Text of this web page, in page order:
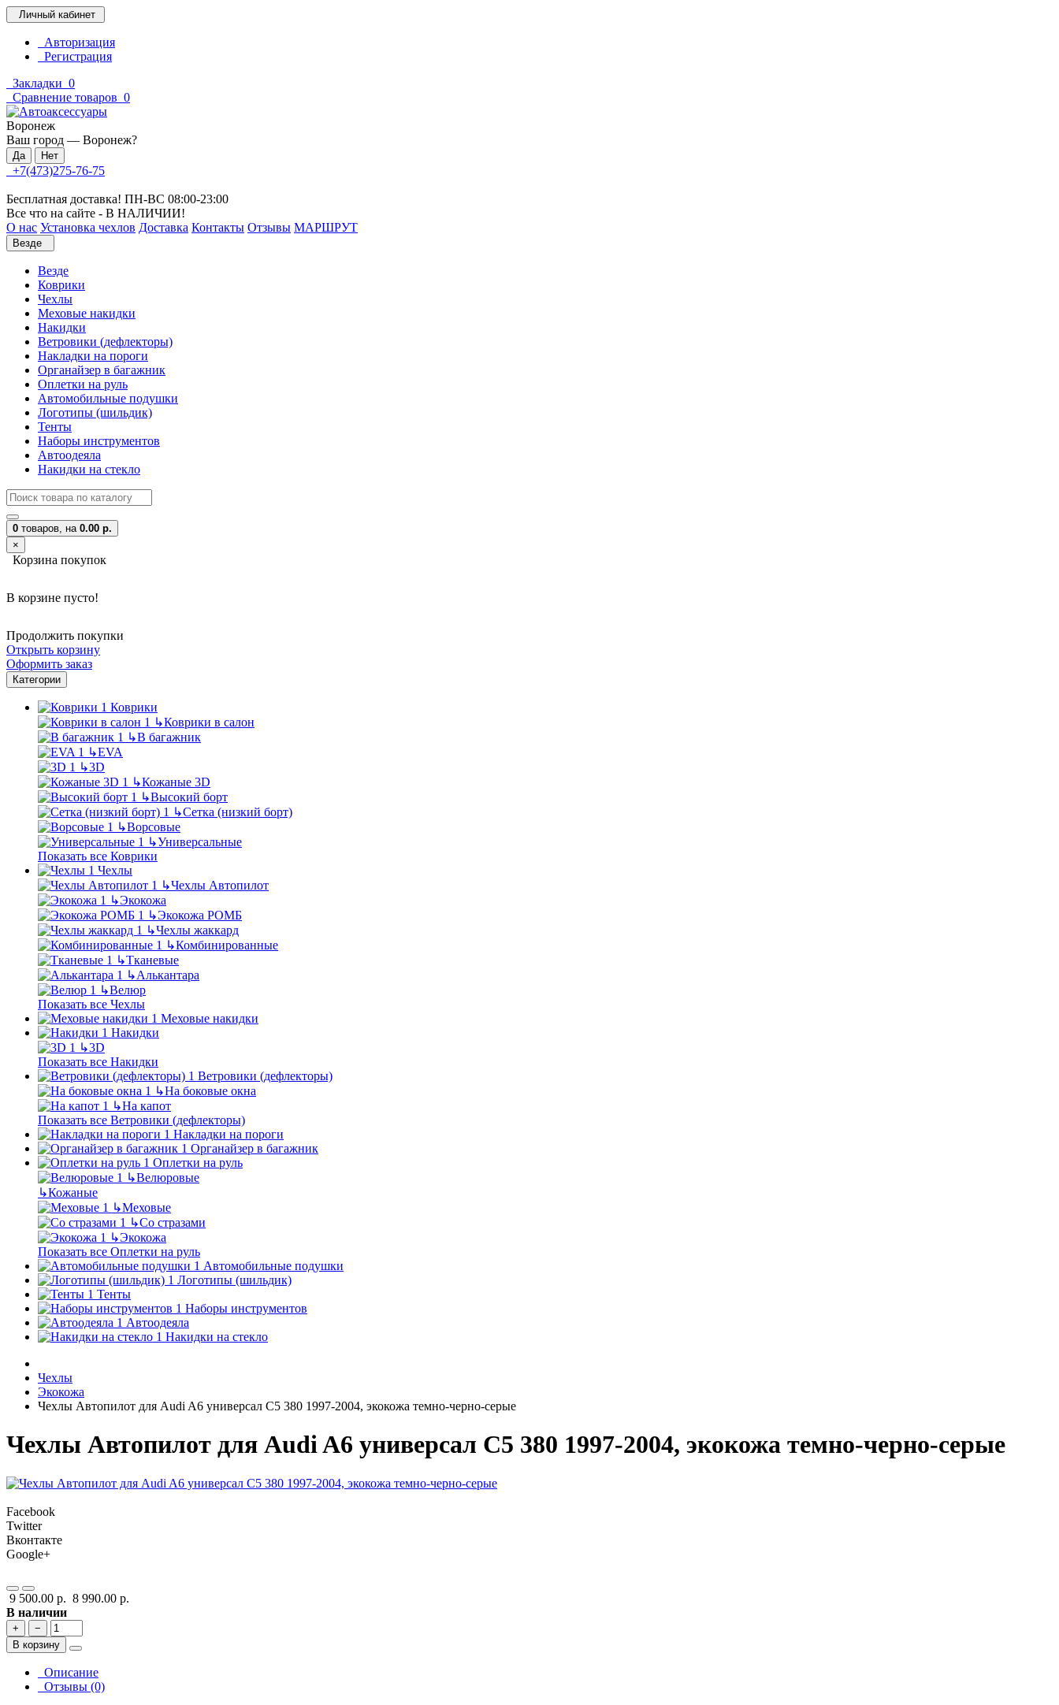
Личный кабинет
Авторизация
Регистрация
Закладки 0
Сравнение товаров 0
Воронеж
Ваш город — Воронеж?
+7(473)275-76-75
Бесплатная доставка! ПН-ВС 08:00-23:00
Все что на сайте - В НАЛИЧИИ!
О нас Установка чехлов Доставка Контакты Отзывы МАРШРУТ
Везде
Везде
Коврики
Чехлы
Меховые накидки
Накидки
Ветровики (дефлекторы)
Накладки на пороги
Органайзер в багажник
Оплетки на руль
Автомобильные подушки
Логотипы (шильдик)
Тенты
Наборы инструментов
Автоодеяла
Накидки на стекло
0 товаров, на 0.00 р.
×
Корзина покупок
В корзине пусто!
Продолжить покупки
Открыть корзину
Оформить заказ
Категории
Коврики
↳Коврики в салон
↳В багажник
↳EVA
↳3D
↳Кожаные 3D
↳Высокий борт
↳Сетка (низкий борт)
↳Ворсовые
↳Универсальные
Показать все Коврики
Чехлы
↳Чехлы Автопилот
↳Экокожа
↳Экокожа РОМБ
↳Чехлы жаккард
↳Комбинированные
↳Тканевые
↳Алькантара
↳Велюр
Показать все Чехлы
Меховые накидки
Накидки
↳3D
Показать все Накидки
Ветровики (дефлекторы)
↳На боковые окна
↳На капот
Показать все Ветровики (дефлекторы)
Накладки на пороги
Органайзер в багажник
Оплетки на руль
↳Велюровые
↳Кожаные
↳Меховые
↳Со стразами
↳Экокожа
Показать все Оплетки на руль
Автомобильные подушки
Логотипы (шильдик)
Тенты
Наборы инструментов
Автоодеяла
Накидки на стекло
Чехлы
Экокожа
Чехлы Автопилот для Audi A6 универсал С5 380 1997-2004, экокожа темно-черно-серые
Чехлы Автопилот для Audi A6 универсал С5 380 1997-2004, экокожа темно-черно-серые
Facebook
Twitter
Вконтакте
Google+
9 500.00 р. 8 990.00 р.
В наличии
+
−
В корзину
Описание
Отзывы (0)